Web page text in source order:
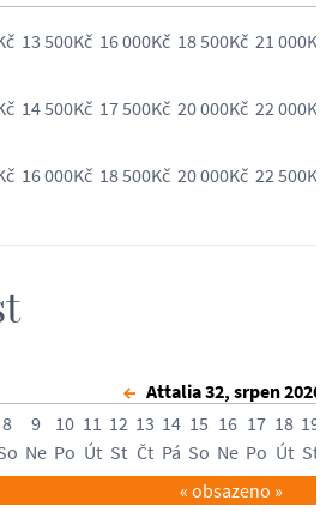
13 500Kč 16 000Kč 18 500Kč 21 000Kč
14 500Kč 17 500Kč 20 000Kč 22 000Kč
16 000Kč 18 500Kč 20 000Kč 22 500Kč
Attalia 32, srpen
8
9
Ne
10
Po
11
Út
12
St
13
Čt
14
Pá
15
So
16
Ne
17
Po
18
Út
19
St
« obsazeno »